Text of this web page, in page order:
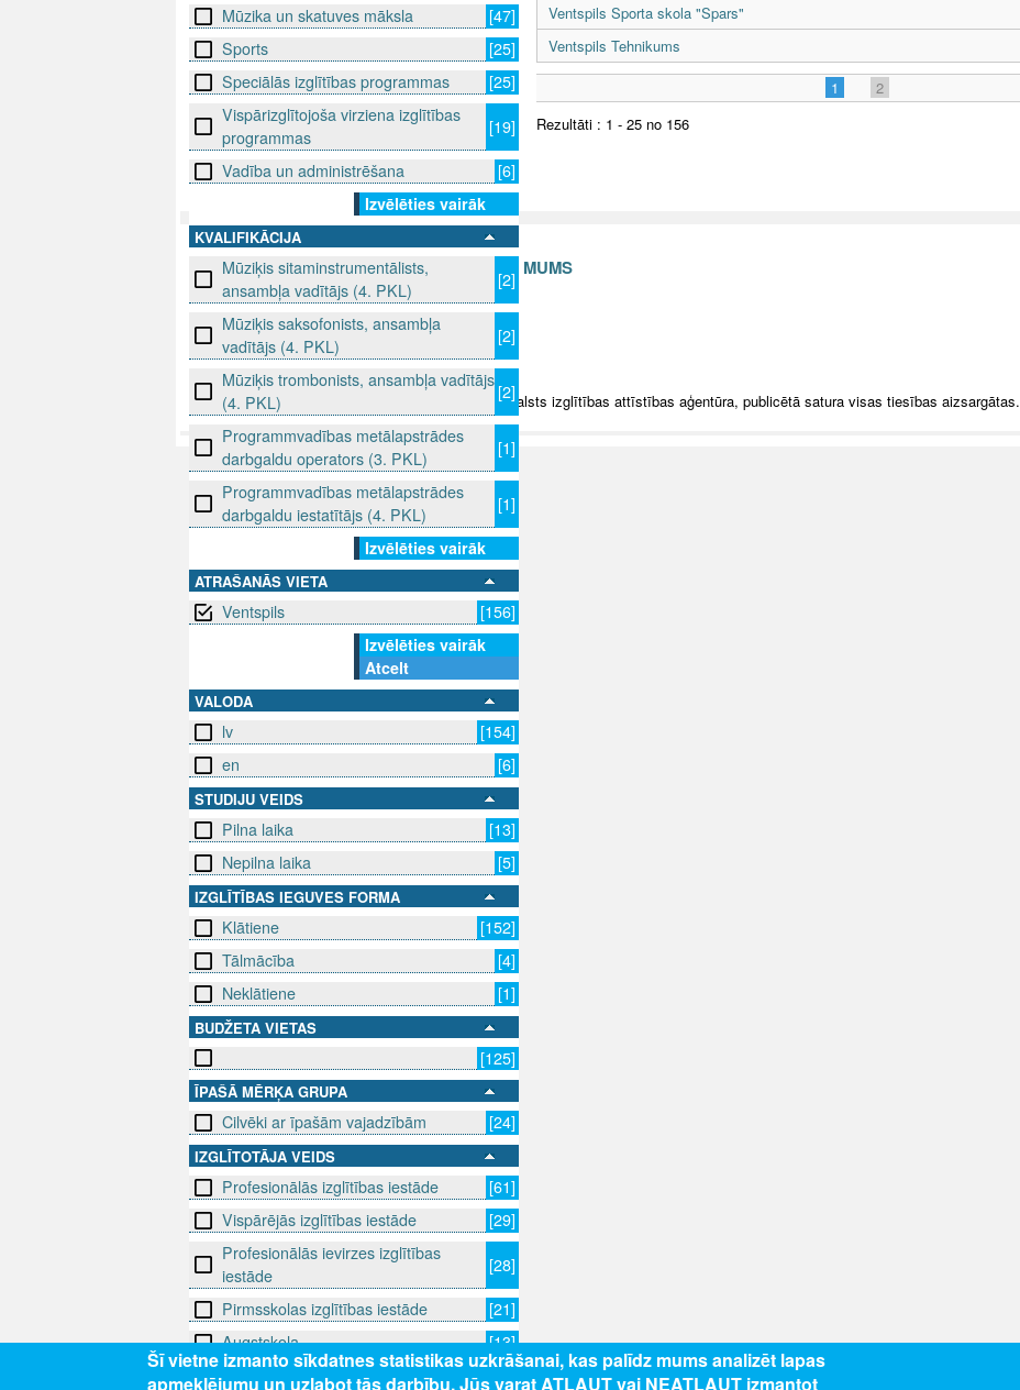
Mūzika un skatuves māksla
[47]
Sports
[25]
Speciālās izglītības programmas
[25]
Vispārizglītojoša virziena izglītības
programmas
[19]
Vadība un administrēšana
[6]
Izvēlēties vairāk
KVALIFIKĀCIJA
Mūziķis sitaminstrumentālists,
ansambļa vadītājs (4. PKL)
[2]
Mūziķis saksofonists, ansambļa
vadītājs (4. PKL)
[2]
Mūziķis trombonists, ansambļa vadītājs
(4. PKL)
[2]
Programmvadības metālapstrādes
darbgaldu operators (3. PKL)
[1]
Programmvadības metālapstrādes
darbgaldu iestatītājs (4. PKL)
[1]
Izvēlēties vairāk
ATRAŠANĀS VIETA
Ventspils
[156]
Izvēlēties vairāk
Atcelt
VALODA
lv
[154]
en
[6]
STUDIJU VEIDS
Pilna laika
[13]
Nepilna laika
[5]
IZGLĪTĪBAS IEGUVES FORMA
Klātiene
[152]
Tālmācība
[4]
Neklātiene
[1]
BUDŽETA VIETAS
[125]
ĪPAŠĀ MĒRĶA GRUPA
Cilvēki ar īpašām vajadzībām [24]
IZGLĪTOTĀJA VEIDS
Profesionālās izglītības iestāde
[61]
Vispārējās izglītības iestāde
[29]
Profesionālās ievirzes izglītības
iestāde
[28]
Pirmsskolas izglītības iestāde
[21]
Augstskola
[13]
Izvēlēties vairāk
Ventspils Sporta skola "Spars"
Ventspils Tehnikums
1
2
Rezultāti : 1 - 25 no 156
SEKO MUMS SAZINIES AR MUMS
info@niid.lv
© 2025 Valsts izglītības attīstības aģentūra, publicētā satura visas tiesības aizsargātas.
Šī vietne izmanto sīkdatnes statistikas uzkrāšanai, kas palīdz mums analizēt lapas
apmeklējumu un uzlabot tās darbību. Jūs varat ATĻAUT vai NEATĻAUT izmantot